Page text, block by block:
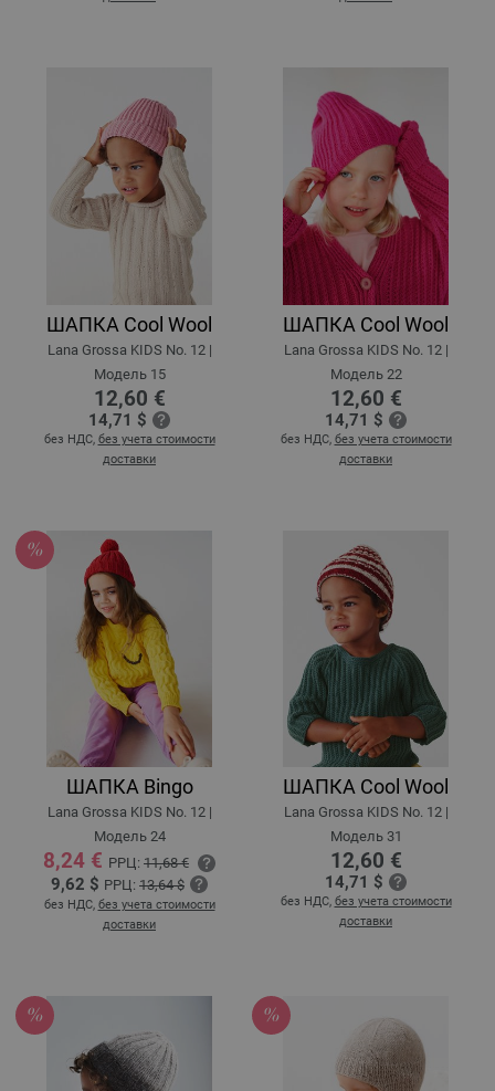
ШАПКА Cool Wool
Lana Grossa KIDS No. 12 |
Модель 15
12,60 €
14,71 $
без НДС, без учета стоимости
доставки
ШАПКА Cool Wool
Lana Grossa KIDS No. 12 |
Модель 22
12,60 €
14,71 $
без НДС, без учета стоимости
доставки
ШАПКА Bingo
Lana Grossa KIDS No. 12 |
Модель 24
8,24 € РРЦ: 11,68 €
9,62 $ РРЦ: 13,64 $
без НДС, без учета стоимости
доставки
ШАПКА Cool Wool
Lana Grossa KIDS No. 12 |
Модель 31
12,60 €
14,71 $
без НДС, без учета стоимости
доставки